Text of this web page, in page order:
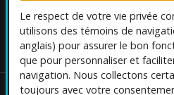
Le respect de votre vie privée
utilisons des témoins de
anglais) pour assurer le bon
que pour personnaliser et
navigation. Nous collectons
toujours avec votre